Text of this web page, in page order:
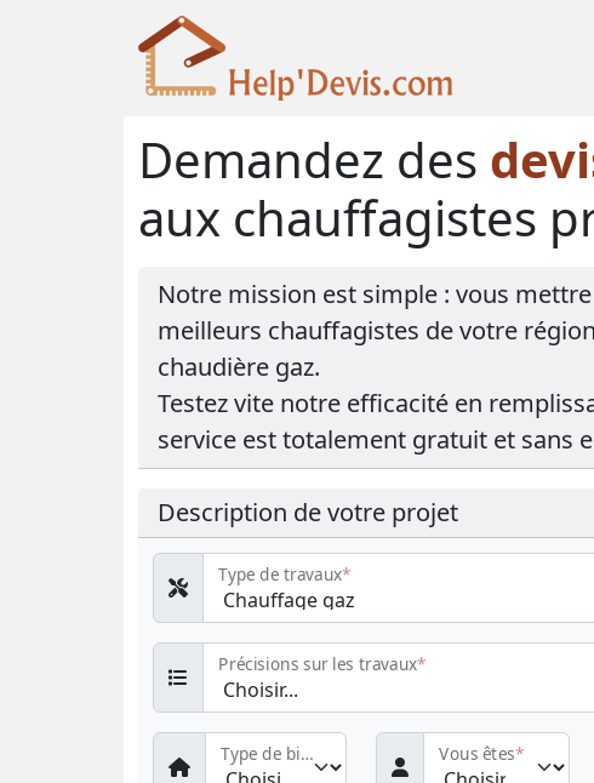
Demandez des
aux chauffagistes
Notre mission est simple : vous
meilleurs chauffagistes de votre
chaudière gaz.
Testez vite notre efficacité en
service est totalement gratuit et sans
Description de votre projet
Type de travaux
Précisions sur les travaux
Type de bien Vous êtes